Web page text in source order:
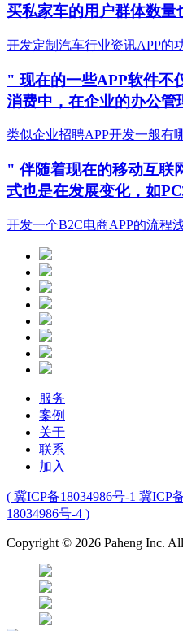
买私家车的用户群体数
开发定制汽车行业资讯APP的
" 现在的一些APP软件不
消费中，在企业的办公
类似企业招聘APP开发一般有
" 伴随着现在的移动互联
式也是在发展变化，如
开发一个B2C电商APP的流程
服务
案例
关于
联系
加入
( 冀ICP备18034986号-1 冀ICP
18034986号-4 )
Copyright © 2026 Paheng Inc.